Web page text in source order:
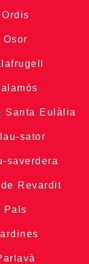
Santa Eulàlia
sator
saverdera
Revardit
Pals